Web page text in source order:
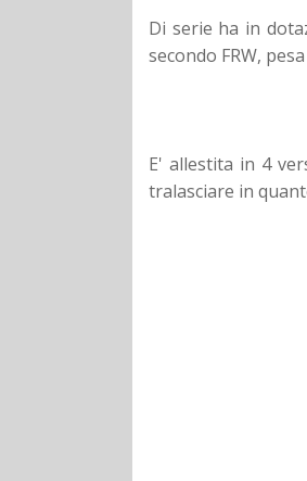
Di serie ha in
secondo FRW,
E' allestita in 4
tralasciare in